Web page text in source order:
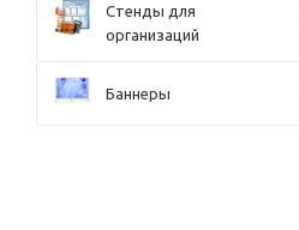
Стенды для
организаций
Баннеры